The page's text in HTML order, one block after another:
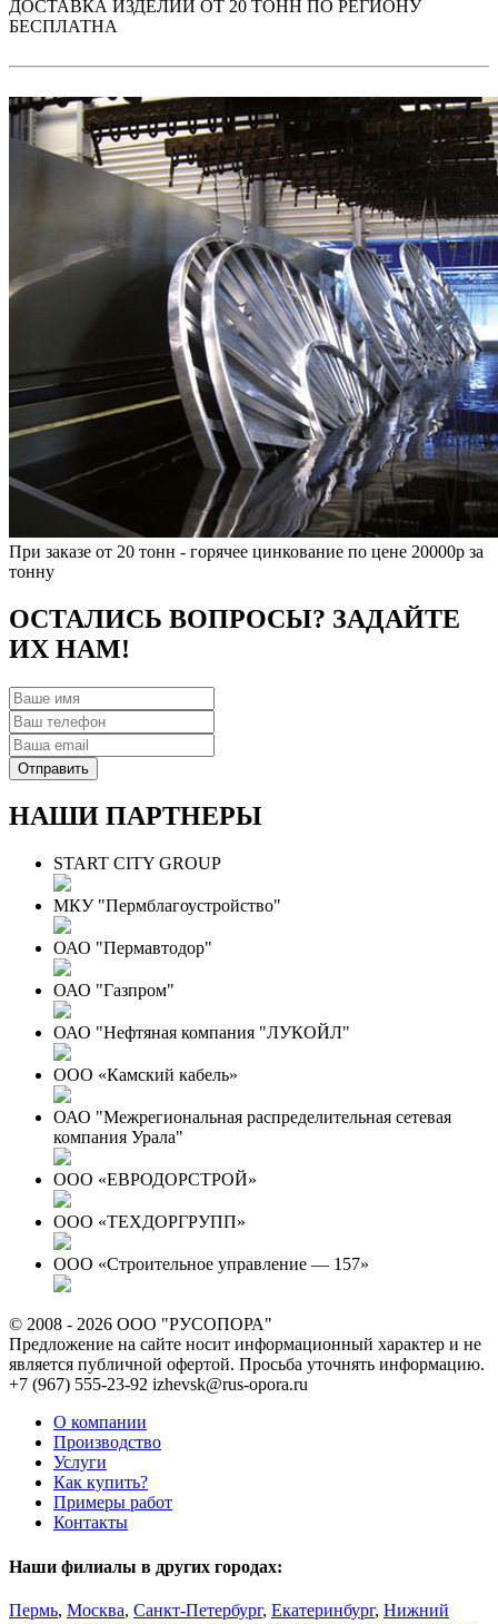
ДОСТАВКА ИЗДЕЛИЙ ОТ 20 ТОНН ПО РЕГИОНУ
БЕСПЛАТНА
При заказе от 20 тонн - горячее цинкование по цене 20000р за
тонну
ОСТАЛИСЬ ВОПРОСЫ? ЗАДАЙТЕ
ИХ НАМ!
НАШИ ПАРТНЕРЫ
START CITY GROUP
МКУ "Пермблагоустройство"
ОАО "Пермавтодор"
ОАО "Газпром"
ОАО "Нефтяная компания "ЛУКОЙЛ"
ООО «Камский кабель»
ОАО "Межрегиональная распределительная сетевая
компания Урала"
ООО «ЕВРОДОРСТРОЙ»
ООО «ТЕХДОРГРУПП»
ООО «Строительное управление — 157»
© 2008 - 2026 ООО "РУСОПОРА"
Предложение на сайте носит информационный характер и не
является публичной офертой. Просьба уточнять информацию.
+7 (967) 555-23-92 izhevsk@rus-opora.ru
О компании
Производство
Услуги
Как купить?
Примеры работ
Контакты
Наши филиалы в других городах:
Пермь, Москва, Санкт-Петербург, Екатеринбург, Нижний